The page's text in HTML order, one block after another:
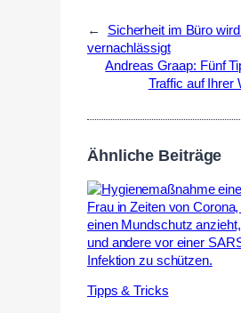
←
Sicherheit im Büro
vernachlässigt
Andreas Graap: Fünf
Traffic auf Ihrer
Ähnliche Beiträge
Tipps & Tricks